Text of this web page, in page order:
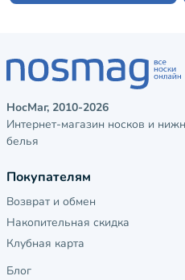
НосМаг, 2010-2026
Интернет-магазин носков и
белья
Покупателям
Возврат и обмен
Накопительная скидка
Клубная карта
Блог